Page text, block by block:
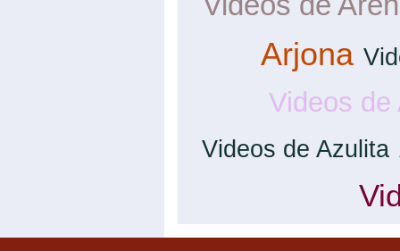
Arjona
Videos de
Videos de Azulita